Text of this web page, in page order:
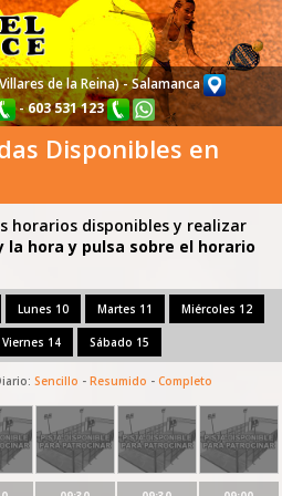
de la Reina) - Salamanca
-603 531 123
Web
deJugadores
sobre Nosotros
y Actualidad
Disponibles en
horarios disponibles y realizar
la hora y pulsa sobre el horario
Lunes 10 Martes 11 Miércoles 12
Viernes 14 Sábado 15
Sencillo - Resumido - Completo